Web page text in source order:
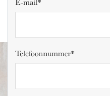
E-mail*
Telefoonnummer*